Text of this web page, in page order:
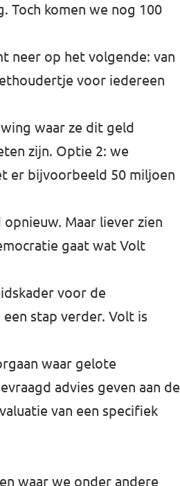
Toch komen we nog 100
neer op het volgende: van
voor iedereen
waar ze dit geld
zijn. Optie 2: we
er bijvoorbeeld 50 miljoen
Maar liever zien
gaat wat Volt
voor de
stap verder. Volt is
waar gelote
advies geven aan de
van een specifiek
waar we onder andere